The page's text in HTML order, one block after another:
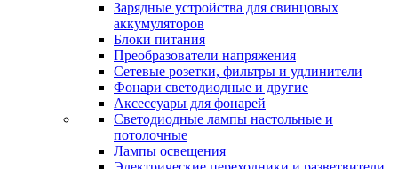
Зарядные устройства для свинцовых
аккумуляторов
Блоки питания
Преобразователи напряжения
Сетевые розетки, фильтры и удлинители
Фонари светодиодные и другие
Аксессуары для фонарей
Светодиодные лампы настольные и
потолочные
Лампы освещения